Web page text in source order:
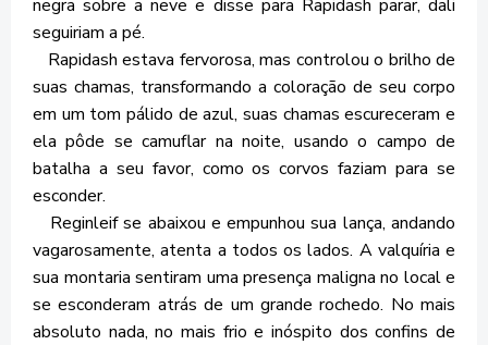
negra sobre a neve e disse para Rapidash parar, dali
seguiriam a pé.
Rapidash estava fervorosa, mas controlou o brilho de
suas chamas, transformando a coloração de seu corpo
em um tom pálido de azul, suas chamas escureceram e
ela pôde se camuflar na noite, usando o campo de
batalha a seu favor, como os corvos faziam para se
esconder.
Reginleif se abaixou e empunhou sua lança, andando
vagarosamente, atenta a todos os lados. A valquíria e
sua montaria sentiram uma presença maligna no local e
se esconderam atrás de um grande rochedo. No mais
absoluto nada, no mais frio e inóspito dos confins de